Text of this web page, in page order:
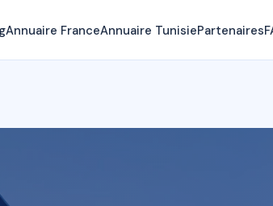
Annuaire FranceAnnuaire TunisiePartenaires